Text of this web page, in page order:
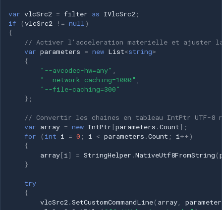
var vlcSrc2 = filter as IVlcSrc2 ;
if
(vlcSrc2 != null )
{
// Activer l'acceleration materielle et ajuster la
var parameters = new List<string>
{
"--avcodec-hw=any"
"--network-caching=1000"
"--file-caching=300"
};
// Convertir les chaines en tableau IntPtr UTF-8
var array = new IntPtr [parameters .Count];
for
( int i = 0 ; i < parameters .Count ; i ++)
{
array[i ] = StringHelper .NativeUtf8FromString (
}
try
{
vlcSrc2 .SetCustomCommandLine( array